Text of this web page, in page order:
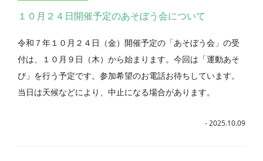
１０月２４日開催予定のあそぼう会について
令和７年１０月２４日（金）開催予定の「あそぼう会」の受
付は、１０月９日（木）から始まります。今回は「運動あそ
び」を行う予定です。参加希望のお電話お待ちしています。
当日は天候などにより、中止になる場合があります。
- 2025.10.09